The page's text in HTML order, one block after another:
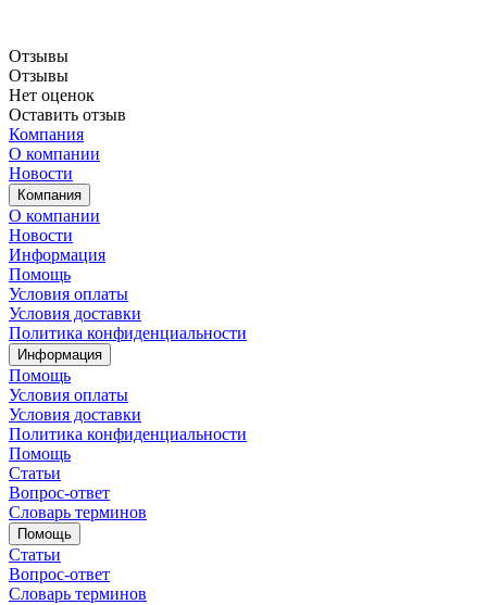
Отзывы
Отзывы
Нет оценок
Оставить отзыв
Компания
О компании
Новости
Компания
О компании
Новости
Информация
Помощь
Условия оплаты
Условия доставки
Политика конфиденциальности
Информация
Помощь
Условия оплаты
Условия доставки
Политика конфиденциальности
Помощь
Статьи
Вопрос-ответ
Словарь терминов
Помощь
Статьи
Вопрос-ответ
Словарь терминов